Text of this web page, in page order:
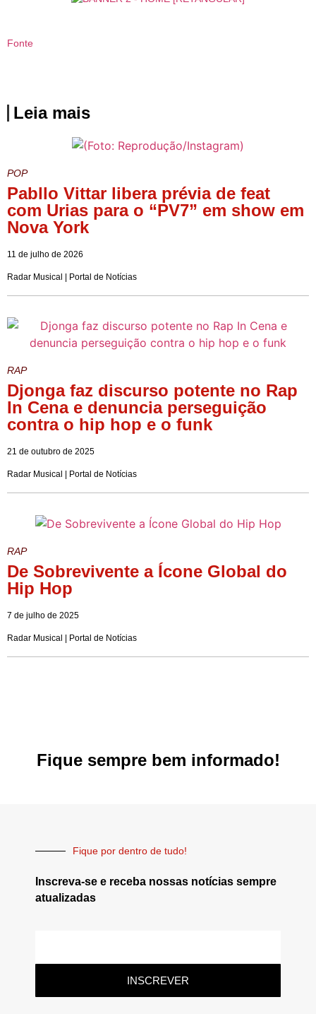
Fonte
Leia mais
POP
Pabllo Vittar libera prévia de feat
com Urias para o “PV7” em show em
Nova York
11 de julho de 2026
Radar Musical | Portal de Notícias
RAP
Djonga faz discurso potente no Rap
In Cena e denuncia perseguição
contra o hip hop e o funk
21 de outubro de 2025
Radar Musical | Portal de Notícias
RAP
De Sobrevivente a Ícone Global do
Hip Hop
7 de julho de 2025
Radar Musical | Portal de Notícias
Fique sempre bem informado!
Fique por dentro de tudo!
Inscreva-se e receba nossas notícias sempre
atualizadas
INSCREVER